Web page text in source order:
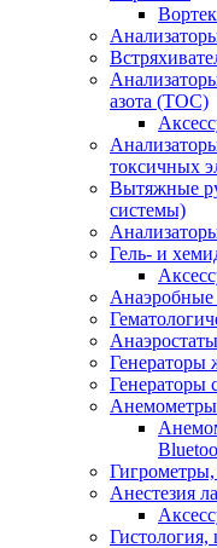
азота (ТОС)
токсичных
Вытяжные
системы)
Гель- и
Анаэробные
Анаэростаты
Генераторы
Генераторы
Анемометры
Анестезия
Гистология,